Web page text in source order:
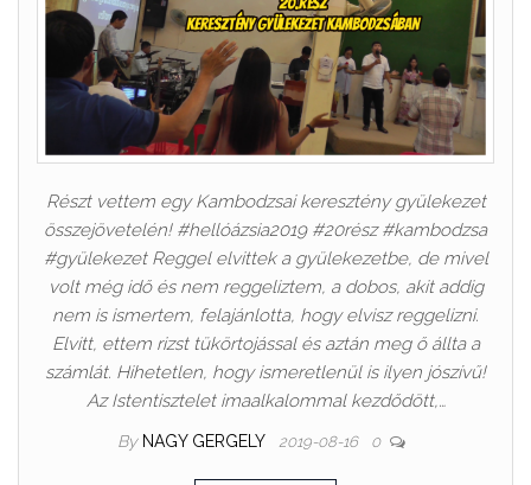
Részt vettem egy Kambodzsai keresztény gyülekezet
összejövetelén! #hellóázsia2019 #20rész #kambodzsa
#gyülekezet Reggel elvittek a gyülekezetbe, de mivel
volt még idő és nem reggeliztem, a dobos, akit addig
nem is ismertem, felajánlotta, hogy elvisz reggelizni.
Elvitt, ettem rizst tükörtojással és aztán meg ő állta a
számlát. Hihetetlen, hogy ismeretlenül is ilyen jószívű!
Az Istentisztelet imaalkalommal kezdődött,…
By NAGY GERGELY 2019-08-16 0